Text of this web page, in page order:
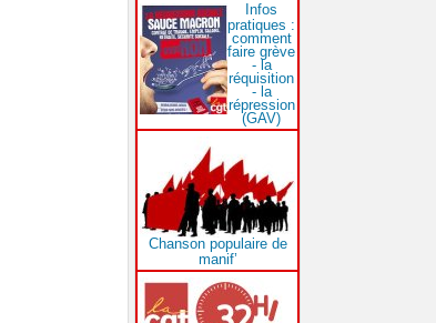
Infos
pratiques :
comment
faire grève
- la
réquisition
- la
répression
(GAV)
Chanson populaire de
manif’